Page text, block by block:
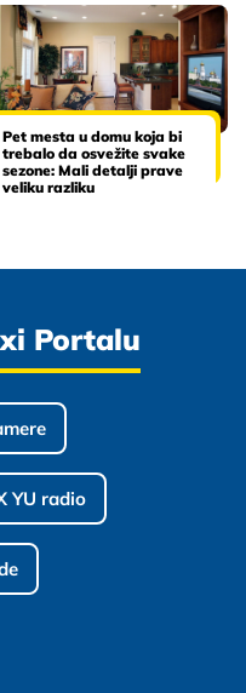
Pet mesta u domu koja bi
trebalo da osvežite svake
sezone: Mali detalji prave
veliku razliku
Portalu
YU radio